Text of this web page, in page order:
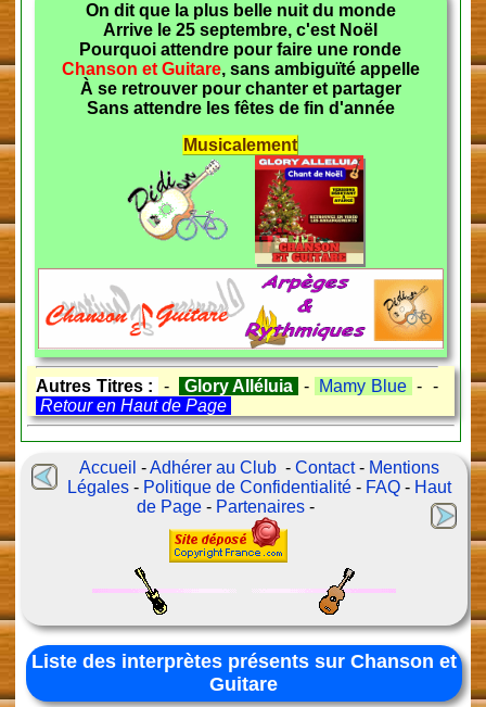
On dit que la plus belle nuit du monde
Arrive le 25 septembre, c'est Noël
Pourquoi attendre pour faire une ronde
Chanson et Guitare, sans ambiguïté appelle
À se retrouver pour chanter et partager
Sans attendre les fêtes de fin d'année
Musicalement
Autres Titres : - Glory Alléluia - Mamy Blue - -
Retour en Haut de Page
Accueil -Adhérer au Club -Contact- Mentions
Légales - Politique de Confidentialité - FAQ - Haut
de Page - Partenaires -
Liste des interprètes présents sur Chanson et
Guitare